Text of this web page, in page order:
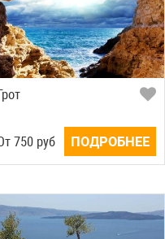
Грот
750руб ПОДРОБНЕЕ